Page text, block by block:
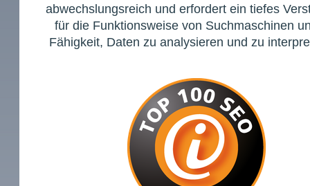
abwechslungsreich und erfordert ein tiefes
für die Funktionsweise von Suchmaschinen
Fähigkeit, Daten zu analysieren und zu